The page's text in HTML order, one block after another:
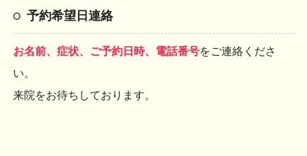
予約希望日連絡
お名前、症状、ご予約日時、電話番号をご連絡くださ
い。
来院をお待ちしております。